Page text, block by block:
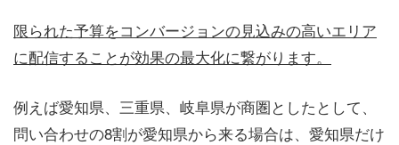
限られた予算をコンバージョンの見込みの高いエリア
に配信することが効果の最大化に繋がります。
例えば愛知県、三重県、岐阜県が商圏としたとして、
問い合わせの8割が愛知県から来る場合は、愛知県だけ